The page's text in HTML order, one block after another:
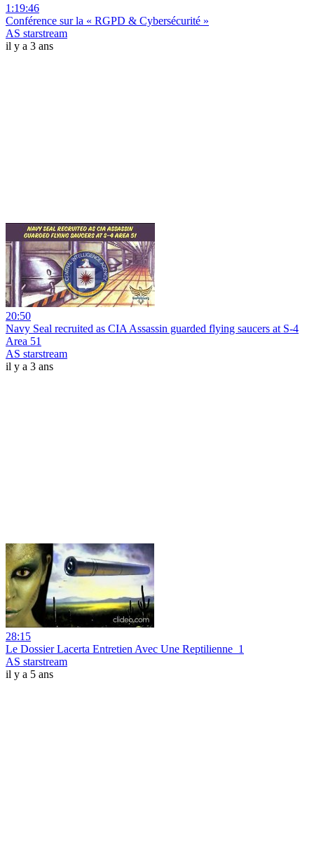
1:19:46
Conférence sur la « RGPD & Cybersécurité »
AS starstream
il y a 3 ans
20:50
Navy Seal recruited as CIA Assassin guarded flying saucers at S-4
Area 51
AS starstream
il y a 3 ans
28:15
Le Dossier Lacerta Entretien Avec Une Reptilienne_1
AS starstream
il y a 5 ans